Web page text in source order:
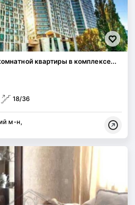
квартиры в комплексе...
18/36
м-н,